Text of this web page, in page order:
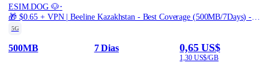
ESIM.DOG 🐶·
5G
500MB 7 Dias 0,65 US$
1,30 US$/GB